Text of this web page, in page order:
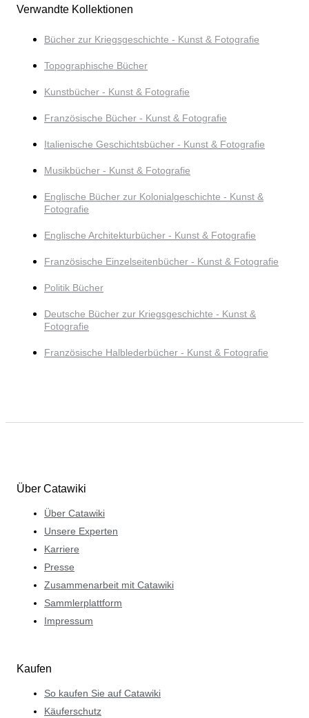
Verwandte Kollektionen
Bücher zur Kriegsgeschichte - Kunst & Fotografie
Topographische Bücher
Kunstbücher - Kunst & Fotografie
Französische Bücher - Kunst & Fotografie
Italienische Geschichtsbücher - Kunst & Fotografie
Musikbücher - Kunst & Fotografie
Englische Bücher zur Kolonialgeschichte - Kunst &
Fotografie
Englische Architekturbücher - Kunst & Fotografie
Französische Einzelseitenbücher - Kunst & Fotografie
Politik Bücher
Deutsche Bücher zur Kriegsgeschichte - Kunst &
Fotografie
Französische Halblederbücher - Kunst & Fotografie
Über Catawiki
Über Catawiki
Unsere Experten
Karriere
Presse
Zusammenarbeit mit Catawiki
Sammlerplattform
Impressum
Kaufen
So kaufen Sie auf Catawiki
Käuferschutz